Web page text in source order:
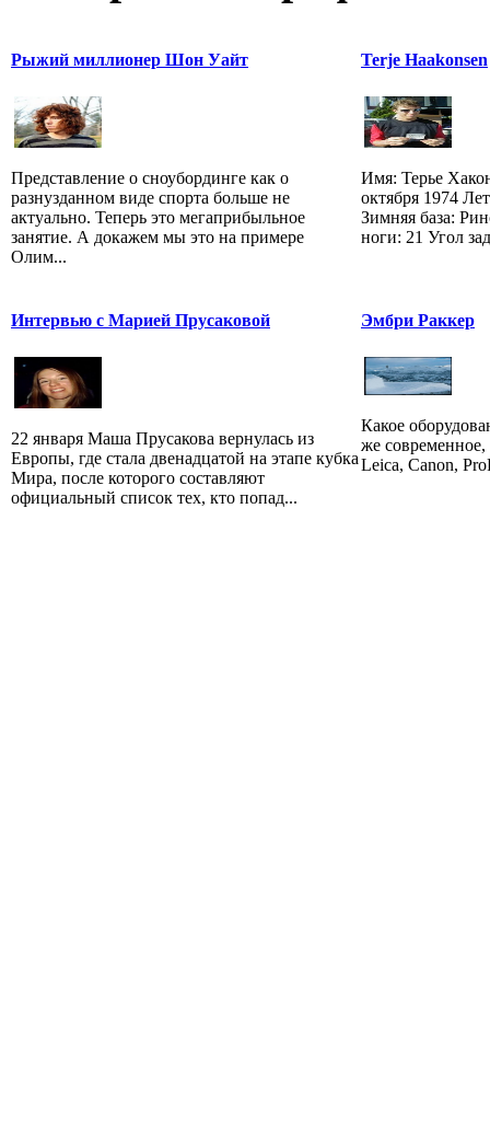
Рыжий миллионер Шон Уайт
Представление о сноубординге как о
разнузданном виде спорта больше не
актуально. Теперь это мегаприбыльное
занятие. А докажем мы это на примере
Олим...
Terje Haakonsen
Имя: Терье
октября 1974
Зимняя база:
ноги: 21 Угол
Интервью с Марией Прусаковой
22 января Маша Прусакова вернулась из
Европы, где стала двенадцатой на этапе кубка
Мира, после которого составляют
официальный список тех, кто попад...
Эмбри Раккер
Какое
же
Leica, Canon,